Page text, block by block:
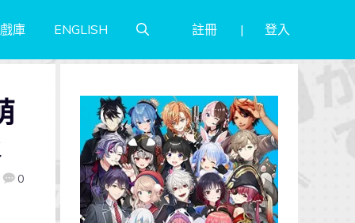
庫 ENGLISH 註冊 登入
0